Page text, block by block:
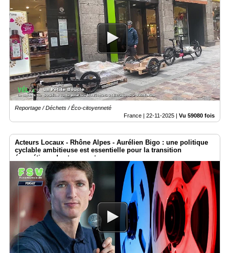
Reportage / Déchets / Éco-citoyenneté
France | 22-11-2025 | Vu 59080 fois
Acteurs Locaux - Rhône Alpes - Aurélien Bigo : une politique
cyclable ambitieuse est essentielle pour la transition
énergétique des transports